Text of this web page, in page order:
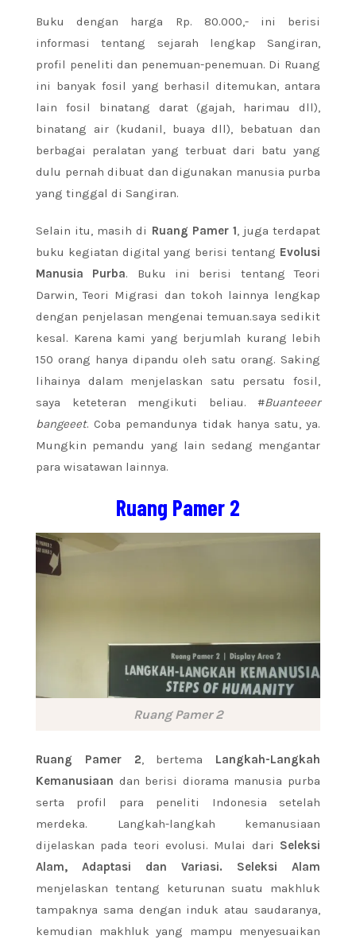
Buku dengan harga Rp. 80.000,- ini berisi
informasi tentang sejarah lengkap Sangiran,
profil peneliti dan penemuan-penemuan. Di Ruang
ini banyak fosil yang berhasil ditemukan, antara
lain fosil binatang darat (gajah, harimau dll),
binatang air (kudanil, buaya dll), bebatuan dan
berbagai peralatan yang terbuat dari batu yang
dulu pernah dibuat dan digunakan manusia purba
yang tinggal di Sangiran.
Selain itu, masih di Ruang Pamer 1 , juga terdapat
buku kegiatan digital yang berisi tentang Evolusi
Manusia Purba. Buku ini berisi tentang Teori
Darwin, Teori Migrasi dan tokoh lainnya lengkap
dengan penjelasan mengenai temuan.saya sedikit
kesal. Karena kami yang berjumlah kurang lebih
150 orang hanya dipandu oleh satu orang. Saking
lihainya dalam menjelaskan satu persatu fosil,
saya keteteran mengikuti beliau. #Buanteeer
bangeeet. Coba pemandunya tidak hanya satu, ya.
Mungkin pemandu yang lain sedang mengantar
para wisatawan lainnya.
Ruang Pamer 2
Ruang Pamer 2
Ruang Pamer 2, bertema Langkah-Langkah
Kemanusiaan dan berisi diorama manusia purba
serta profil para peneliti Indonesia setelah
merdeka. Langkah-langkah kemanusiaan
dijelaskan pada teori evolusi. Mulai dari Seleksi
Alam, Adaptasi dan Variasi. Seleksi Alam
menjelaskan tentang keturunan suatu makhluk
tampaknya sama dengan induk atau saudaranya,
kemudian makhluk yang mampu menyesuaikan